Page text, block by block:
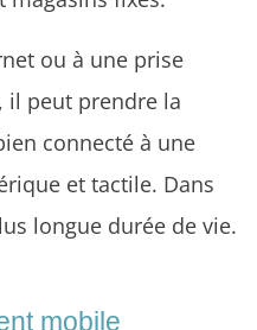
ou à une prise
il peut prendre la
connecté à une
et tactile. Dans
longue durée de vie.
mobile